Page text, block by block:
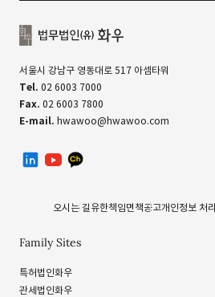
서울시 강남구 영동대로 517 아셈타워
Tel. 02 6003 7000
Fax. 02 6003 7800
E-mail. hwawoo@hwawoo.com
Family Sites
특허법인화우
관세법인화우
오시는 길 유한책임면책공고개인정보 처